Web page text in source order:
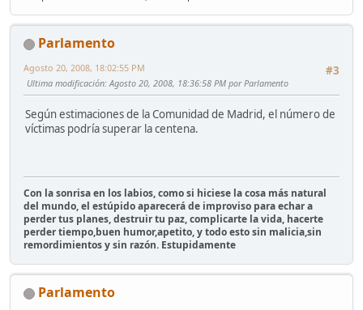
Parlamento
#3
Agosto 20, 2008, 18:02:55 PM
Ultima modificación: Agosto 20, 2008, 18:36:58 PM por Parlamento
Según estimaciones de la Comunidad de Madrid, el número de
víctimas podría superar la centena.
Con la sonrisa en los labios, como si hiciese la cosa más natural
del mundo, el estúpido aparecerá de improviso para echar a
perder tus planes, destruir tu paz, complicarte la vida, hacerte
perder tiempo,buen humor,apetito, y todo esto sin malicia,sin
remordimientos y sin razón. Estupidamente
Parlamento